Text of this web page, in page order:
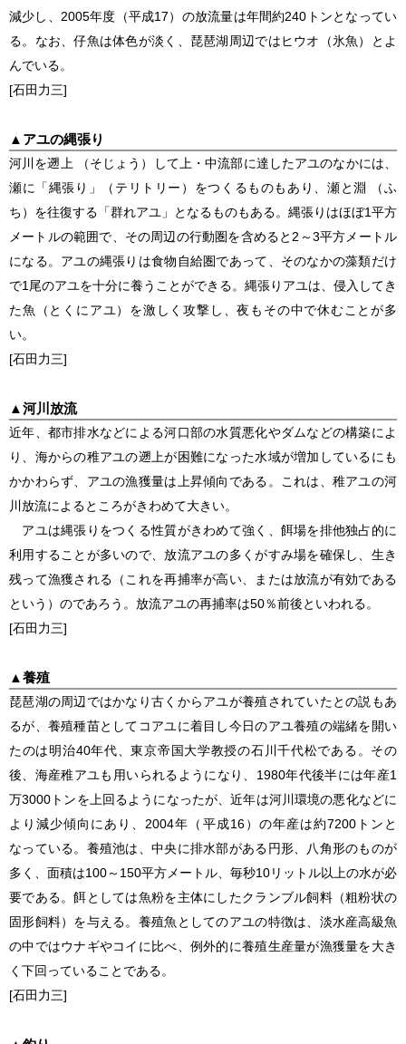
減少し、2005年度（平成17）の放流量は年間約240トンとなってい
る。なお、仔魚は体色が淡く、琵琶湖周辺ではヒウオ（氷魚）とよ
んでいる。
[石田力三]
▲ アユの縄張り
河川を遡上 （そじょう）して上・中流部に達したアユのなかには、
瀬に「縄張り」（テリトリー）をつくるものもあり、瀬と淵 （ふ
ち）を往復する「群れアユ」となるものもある。縄張りはほぼ1平方
メートルの範囲で、その周辺の行動圏を含めると2～3平方メートル
になる。アユの縄張りは食物自給圏であって、そのなかの藻類だけ
で1尾のアユを十分に養うことができる。縄張りアユは、侵入してき
た魚（とくにアユ）を激しく攻撃し、夜もその中で休むことが多
い。
[石田力三]
▲河川放流
近年、都市排水などによる河口部の水質悪化やダムなどの構築によ
り、海からの稚アユの遡上が困難になった水域が増加しているにも
かかわらず、アユの漁獲量は上昇傾向である。これは、稚アユの河
川放流によるところがきわめて大きい。
アユは縄張りをつくる性質がきわめて強く、餌場を排他独占的に
利用することが多いので、放流アユの多くがすみ場を確保し、生き
残って漁獲される（これを再捕率が高い、または放流が有効である
という）のであろう。放流アユの再捕率は50％前後といわれる。
[石田力三]
▲養殖
琵琶湖の周辺ではかなり古くからアユが養殖されていたとの説もあ
るが、養殖種苗としてコアユに着目し今日のアユ養殖の端緒を開い
たのは明治40年代、東京帝国大学教授の石川千代松である。その
後、海産稚アユも用いられるようになり、1980年代後半には年産1
万3000トンを上回るようになったが、近年は河川環境の悪化などに
より減少傾向にあり、2004年（平成16）の年産は約7200トンと
なっている。養殖池は、中央に排水部がある円形、八角形のものが
多く、面積は100～150平方メートル、毎秒10リットル以上の水が必
要である。餌としては魚粉を主体にしたクランブル飼料（粗粉状の
固形飼料）を与える。養殖魚としてのアユの特徴は、淡水産高級魚
の中ではウナギやコイに比べ、例外的に養殖生産量が漁獲量を大き
く下回っていることである。
[石田力三]